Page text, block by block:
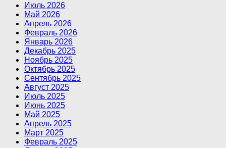
Июль 2026
Май 2026
Апрель 2026
Февраль 2026
Январь 2026
Декабрь 2025
Ноябрь 2025
Октябрь 2025
Сентябрь 2025
Август 2025
Июль 2025
Июнь 2025
Май 2025
Апрель 2025
Март 2025
Февраль 2025